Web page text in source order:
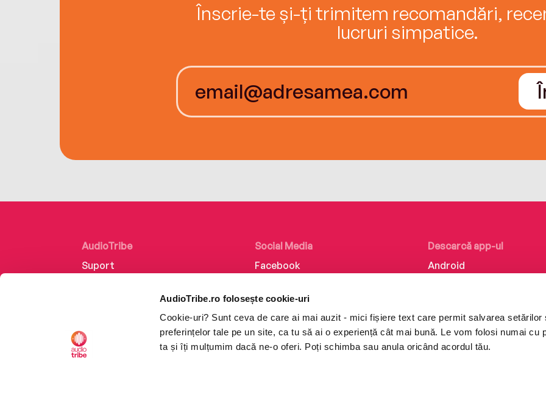
AudioTribe.ro folosește cookie-uri
Cookie-uri? Sunt ceva de care ai mai auzit - mici fișiere text care permit salvarea setărilor
preferințelor tale pe un site, ca tu să ai o experiență cât mai bună. Le vom folosi numai cu
ta și îți mulțumim dacă ne-o oferi. Poți schimba sau anula oricând acordul tău.
Înscrie-te și-ți trimitem recomandări,
lucruri simpatice.
AudioTribe
Suport
Retragere din comandă
Social Media
Facebook
Instagram
TikTok
Descarcă app-ul
Android